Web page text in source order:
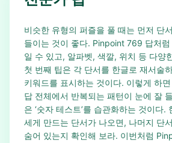
비슷한 유형의 퍼즐을 풀 때는 먼저 단
들이는 것이 좋다. Pinpoint 769 답처럼
일 수 있고, 알파벳, 색깔, 위치 등 다양
첫 번째 팁은 각 단서를 한글로 재서술
키워드를 표시하는 것이다. 이렇게 하
답 전체에서 반복되는 패턴이 눈에 잘
은 ‘숫자 테스트’를 습관화하는 것이다.
세게 만드는 단서가 나오면, 나머지 단
숨어 있는지 확인해 보라. 이번처럼